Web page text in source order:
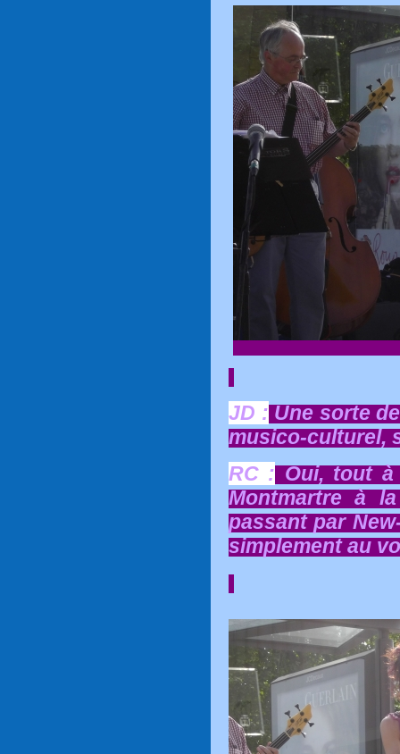
JD :Une sorte
musico-culturel,
RC :Oui, tout à
Montmartre à
passant par
simplement au